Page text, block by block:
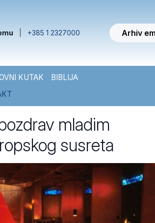
+385 1 2327000 Arhiv
KUTAK
BIBLIJA
mladim
susreta